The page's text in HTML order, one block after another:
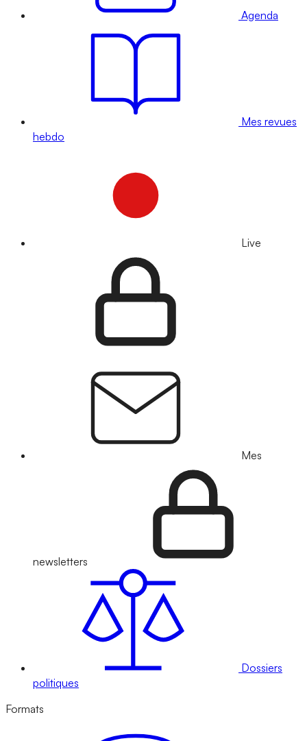
Agenda
Mes revues
hebdo
Live
Mes
newsletters
Dossiers
politiques
Formats